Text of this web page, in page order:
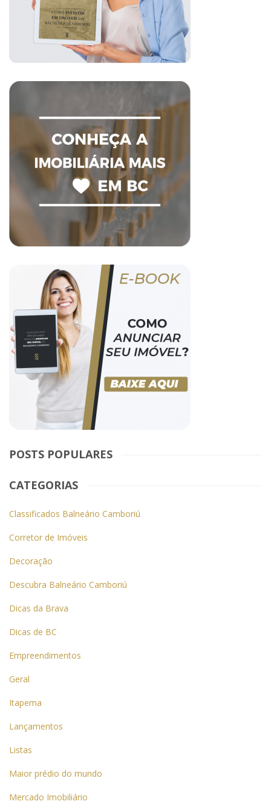
POSTS POPULARES
CATEGORIAS
Classificados Balneário Camboriú
Corretor de Imóveis
Decoração
Descubra Balneário Camboriú
Dicas da Brava
Dicas de BC
Empreendimentos
Geral
Itapema
Lançamentos
Listas
Maior prédio do mundo
Mercado Imobiliário